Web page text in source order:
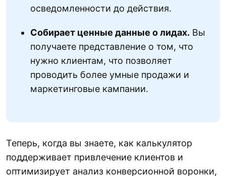
осведомленности до действия.
Собирает ценные данные о лидах. Вы
получаете представление о том, что
нужно клиентам, что позволяет
проводить более умные продажи и
маркетинговые кампании.
Теперь, когда вы знаете, как калькулятор
поддерживает привлечение клиентов и
оптимизирует анализ конверсионной воронки,